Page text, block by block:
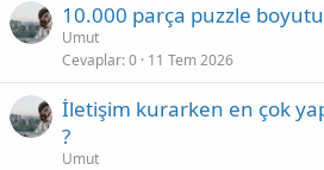
10.000 parça puzzle
Umut
Cevaplar 0 11 Tem 2026
İletişim kurarken en çok
?
Umut